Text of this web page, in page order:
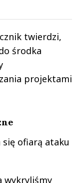
twierdzi,
środka
projektami
się ofiarą ataku
wykryliśmy